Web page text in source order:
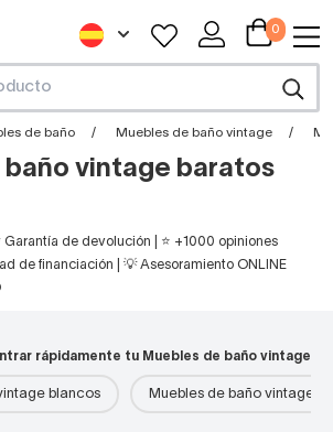
0
de baño Muebles de baño vintage
baño vintage baratos
de devolución | ⭐ +1000 opiniones
de financiación | 💡 Asesoramiento ONLINE
rápidamente tu Muebles de baño vintage
blancos Muebles de baño vintage